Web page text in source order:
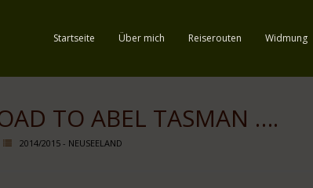
Startseite Über mich Reiserouten Widmung
TO ABEL TASMAN ….
2014/2015 - NEUSEELAND